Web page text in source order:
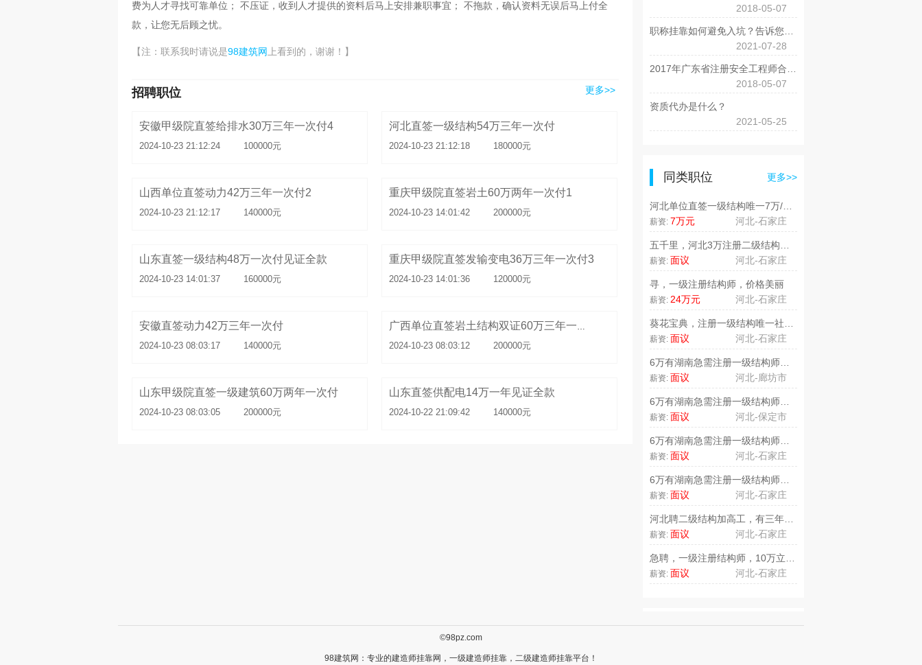
费为人才寻找可靠单位； 不压证，收到人才提供的资料后马上安排兼职事宜； 不拖款，确认资料无误后马上付全
款，让您无后顾之忧。
【注：联系我时请说是98建筑网上看到的，谢谢！】
招聘职位 更多>>
安徽甲级院直签给排水30万三年一次付4
2024-10-23 21:12:24 100000元
河北直签一级结构54万三年一次付
2024-10-23 21:12:18 180000元
山西单位直签动力42万三年一次付2
2024-10-23 21:12:17 140000元
重庆甲级院直签岩土60万两年一次付1
2024-10-23 14:01:42 200000元
山东直签一级结构48万一次付见证全款
2024-10-23 14:01:37 160000元
重庆甲级院直签发输变电36万三年一次付3
2024-10-23 14:01:36 120000元
安徽直签动力42万三年一次付
2024-10-23 08:03:17 140000元
广西单位直签岩土结构双证60万三年一次付
2024-10-23 08:03:12 200000元
山东甲级院直签一级建筑60万两年一次付
2024-10-23 08:03:05 200000元
山东直签供配电14万一年见证全款
2024-10-22 21:09:42 140000元
2018-05-07
2021-07-28
2018-05-07
资质代办是什么？
2021-05-25
同类职位 更多>>
薪资: 7万元 河北-石家庄
薪资: 面议 河北-石家庄
寻，一级注册结构师，价格美丽
薪资: 24万元 河北-石家庄
薪资: 面议 河北-石家庄
薪资: 面议 河北-廊坊市
薪资: 面议 河北-保定市
薪资: 面议 河北-石家庄
薪资: 面议 河北-石家庄
薪资: 面议 河北-石家庄
薪资: 面议 河北-石家庄
©98pz.com
98建筑网：专业的建造师挂靠网， 一级建造师挂靠 ， 二级建造师挂靠平台！